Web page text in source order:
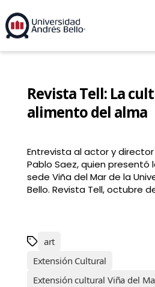
Revista Tell: La
alimento del alma
Entrevista al actor y
Pablo Saez, quien presentó
sede Viña del Mar de la
Bello. Revista Tell, octubre
art
Extensión Cultural
Extensión cultural Viña del